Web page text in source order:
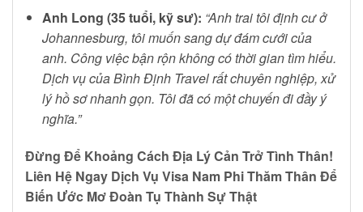
Anh Long (35 tuổi, kỹ sư): “Anh trai tôi định cư ở
Johannesburg, tôi muốn sang dự đám cưới của
anh. Công việc bận rộn không có thời gian tìm hiểu.
Dịch vụ của Bình Định Travel rất chuyên nghiệp, xử
lý hồ sơ nhanh gọn. Tôi đã có một chuyến đi đầy ý
nghĩa.”
Đừng Để Khoảng Cách Địa Lý Cản Trở Tình Thân!
Liên Hệ Ngay Dịch Vụ Visa Nam Phi Thăm Thân Để
Biến Ước Mơ Đoàn Tụ Thành Sự Thật